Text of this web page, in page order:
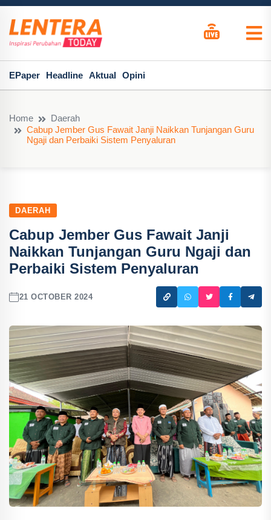
EPaper Headline Aktual Opini
Home
Daerah
Cabup Jember Gus Fawait Janji Naikkan Tunjangan Guru
Ngaji dan Perbaiki Sistem Penyaluran
DAERAH
Cabup Jember Gus Fawait Janji
Naikkan Tunjangan Guru Ngaji dan
Perbaiki Sistem Penyaluran
21 OCTOBER 2024